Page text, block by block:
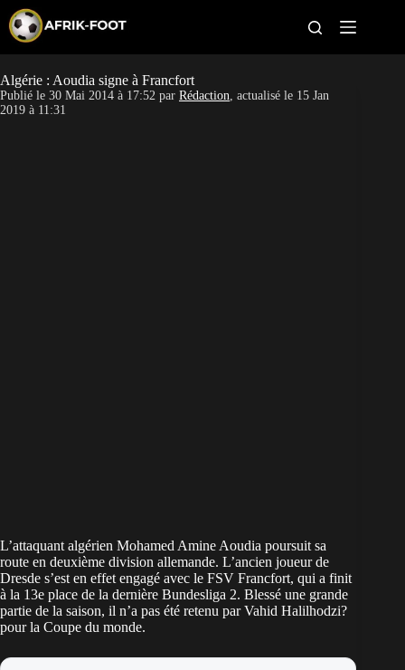
p
o
c
CAN féminine
Algérie : Aoudia signe à Francfort
Publié le 30 Mai 2014 à 17:52 par Rédaction, actualisé le 15 Jan
2019 à 11:31
L’attaquant algérien Mohamed Amine Aoudia poursuit sa
route en deuxième division allemande. L’ancien joueur de
Dresde s’est en effet engagé avec le FSV Francfort, qui a finit
à la 13e place de la dernière Bundesliga 2. Blessé une grande
partie de la saison, il n’a pas été retenu par Vahid Halilhodzi?
pour la Coupe du monde.